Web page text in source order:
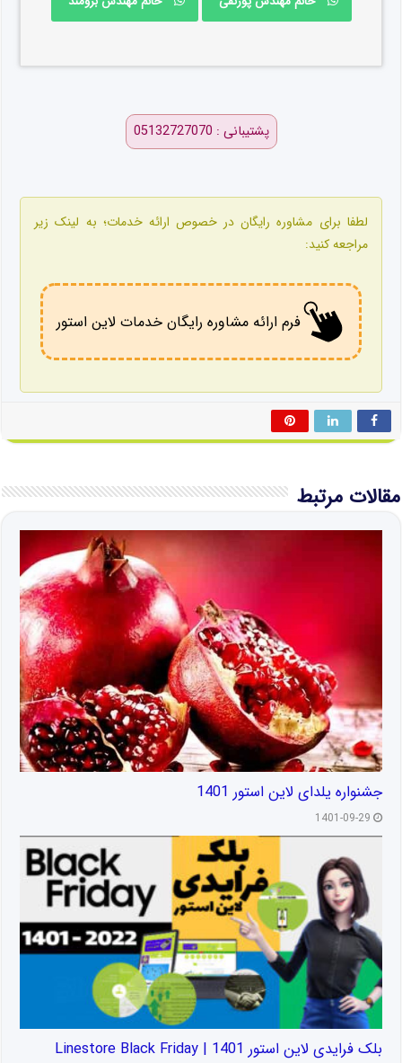
پشتیبانی : 05132727070
لطفا برای مشاوره رایگان در خصوص ارائه خدمات؛ به لینک زیر
مراجعه کنید:
فرم ارائه مشاوره رایگان خدمات لاین استور
مقالات مرتبط
جشنواره یلدای لاین استور 1401
1401-09-29
بلک فرایدی لاین استور 1401 | Linestore Black Friday